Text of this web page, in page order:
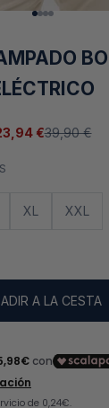
Ir al artículo 1
Ir al artículo 2
Ir al artículo
Ir al
de oferta
€Precio
39,90 €
XL XXL
A LA CESTA